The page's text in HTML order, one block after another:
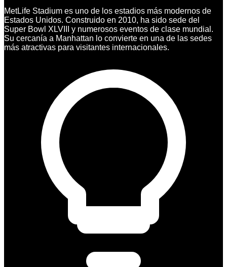
MetLife Stadium es uno de los estadios más modernos de
Estados Unidos. Construido en 2010, ha sido sede del
Super Bowl XLVIII y numerosos eventos de clase mundial.
Su cercanía a Manhattan lo convierte en una de las sedes
más atractivas para visitantes internacionales.